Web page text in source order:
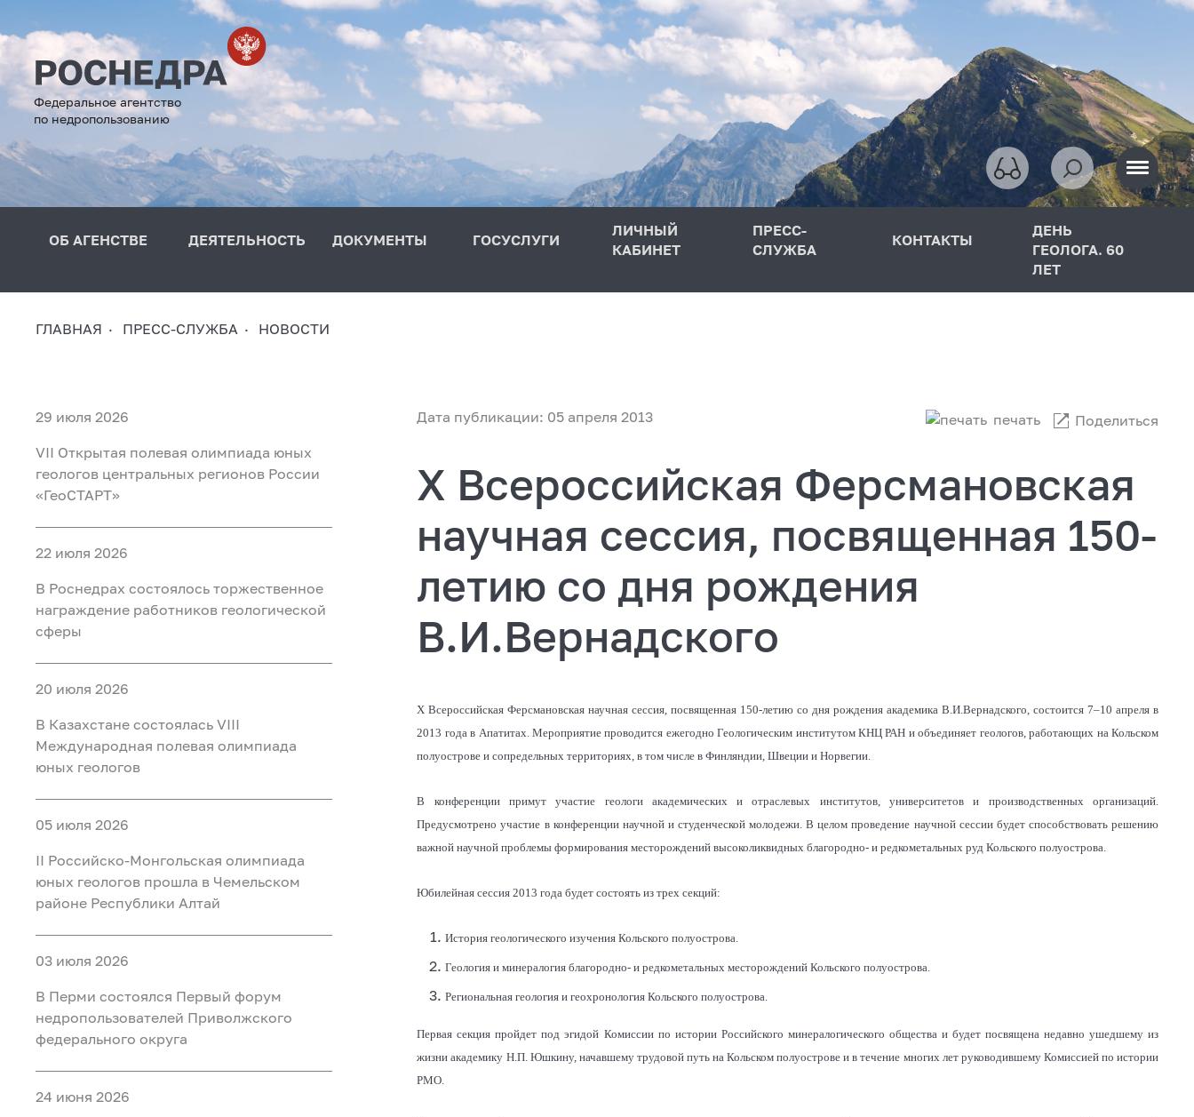
Федеральное агентство
по недропользованию
ОБ АГЕНСТВЕ ДЕЯТЕЛЬНОСТЬ ДОКУМЕНТЫ ГОСУСЛУГИ
ЛИЧНЫЙ
КАБИНЕТ
ПРЕСС-
СЛУЖБА
КОНТАКТЫ
ДЕНЬ
ГЕОЛОГА. 60
ЛЕТ
ГЛАВНАЯ ПРЕСС-СЛУЖБА НОВОСТИ
29 июля 2026
VII Открытая полевая олимпиада юных
геологов центральных регионов России
«ГеоСТАРТ»
22 июля 2026
В Роснедрах состоялось торжественное
награждение работников геологической
сферы
20 июля 2026
В Казахстане состоялась VIII
Международная полевая олимпиада
юных геологов
05 июля 2026
II Российско‑Монгольская олимпиада
юных геологов прошла в Чемельском
районе Республики Алтай
03 июля 2026
В Перми состоялся Первый форум
недропользователей Приволжского
федерального округа
24 июня 2026
Дата публикации: 05 апреля 2013 печать Поделиться
X Всероссийская Ферсмановская
научная сессия, посвященная 150-
летию со дня рождения
В.И.Вернадского
X Всероссийская Ферсмановская научная сессия, посвященная 150-летию со дня рождения академика В.И.Вернадского, состоится 7–10 апреля в
2013 года в Апатитах. Мероприятие проводится ежегодно Геологическим институтом КНЦ РАН и объединяет геологов, работающих на Кольском
полуострове и сопредельных территориях, в том числе в Финляндии, Швеции и Норвегии.
В конференции примут участие геологи академических и отраслевых институтов, университетов и производственных организаций.
Предусмотрено участие в конференции научной и студенческой молодежи. В целом проведение научной сессии будет способствовать решению
важной научной проблемы формирования месторождений высоколиквидных благородно- и редкометальных руд Кольского полуострова.
Юбилейная сессия 2013 года будет состоять из трех секций:
История геологического изучения Кольского полуострова.
Геология и минералогия благородно- и редкометальных месторождений Кольского полуострова.
Региональная геология и геохронология Кольского полуострова.
Первая секция пройдет под эгидой Комиссии по истории Российского минералогического общества и будет посвящена недавно ушедшему из
жизни академику Н.П. Юшкину, начавшему трудовой путь на Кольском полуострове и в течение многих лет руководившему Комиссией по истории
РМО.